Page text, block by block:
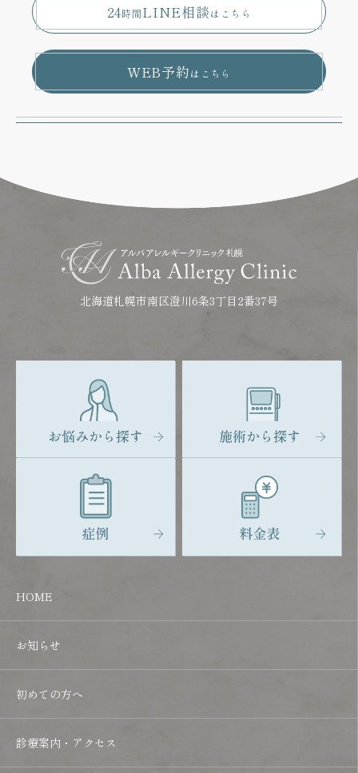
24時間LINE相談はこちら
WEB予約はこちら
北海道札幌市南区澄川6条3丁目2番37号
HOME
お知らせ
初めての方へ
診療案内・アクセス